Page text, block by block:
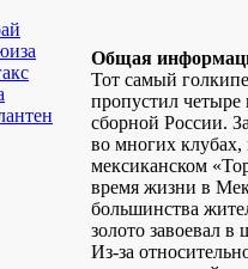
Общая
Тот самый
пропустил четыре
сборной России.
во многих клубах,
мексиканском
время жизни в
большинства
золото завоевал
Из-за